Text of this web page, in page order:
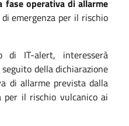
fase operativa di allarme
emergenza per il rischio
di IT-alert, interesserà
della dichiarazione
di allarme prevista dalla
per il rischio vulcanico ai